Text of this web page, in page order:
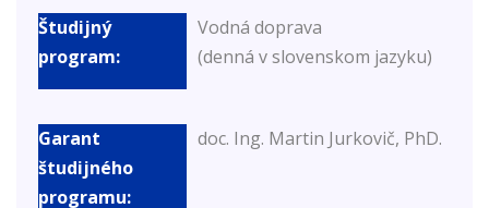
Vodná doprava
(denná v slovenskom jazyku)
doc. Ing. Martin Jurkovič, PhD.